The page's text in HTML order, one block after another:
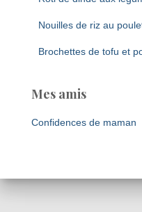
Nouilles de riz au
Brochettes de tofu et
Mes amis
Confidences de maman